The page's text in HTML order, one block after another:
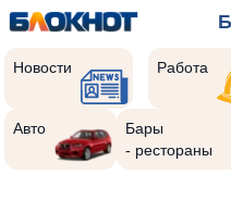
Новости Работа
Авто
Бары
- рестораны